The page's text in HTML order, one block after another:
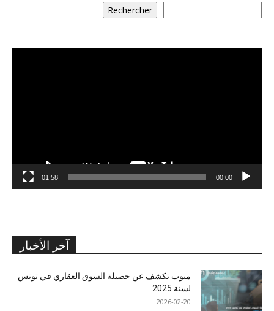
Rechercher
00:00
01:58
آخر الأخبار
مبوب تكشف عن حصيلة السوق العقاري في تونس
لسنة 2025
2026-02-20